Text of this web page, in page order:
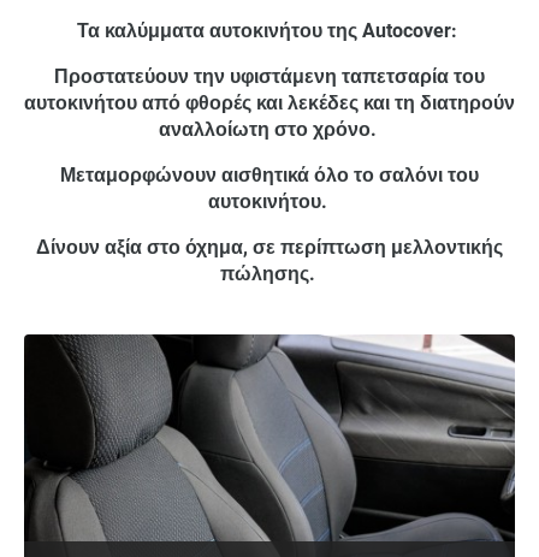
Τα καλύμματα αυτοκινήτου της Autocover:
Προστατεύουν την υφιστάμενη ταπετσαρία του
αυτοκινήτου από φθορές και λεκέδες και τη διατηρούν
αναλλοίωτη στο χρόνο.
Μεταμορφώνουν αισθητικά όλο το σαλόνι του
αυτοκινήτου.
Δίνουν αξία στο όχημα, σε περίπτωση μελλοντικής
πώλησης.